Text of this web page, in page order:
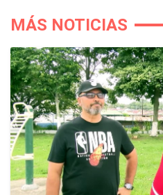
MÁS NOTICIAS